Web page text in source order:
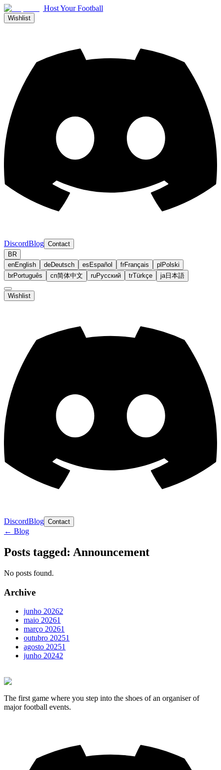
Host Your Football
Wishlist
DiscordBlog Contact
BR
enEnglish deDeutsch es Español frFrançais pl Polski
brPortuguês cn简体中文 ruРусский trTürkçe ja日本語
Wishlist
DiscordBlog Contact
← Blog
Posts tagged: Announcement
No posts found.
Archive
junho 20262
maio 20261
março 20261
outubro 20251
agosto 20251
junho 20242
The first game where you step into the shoes of an organiser of
major football events.